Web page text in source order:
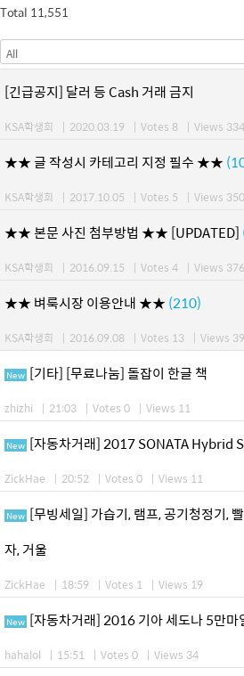
Total 11,551
[긴급공지] 달러 등 Cash 거래 금지
KSA학생회 | 2020.03.19 | Votes 8 | Views
★★ 글 작성시 카테고리 지정 필수 ★★
KSA학생회 | 2017.10.05 | Votes 5 | Views
★★ 본문 사진 첨부방법 ★★ [UPDATED]
KSA학생회 | 2016.09.15 | Votes 4 | Views
★★ 벼룩시장 이용안내 ★★ (210)
KSA학생회 | 2016.09.08 | Votes 13 | Views
New [기타] [무료나눔] 돌잡이 한글 책
zhizhi | 21:03 | Votes 0 | Views 11
New [자동차거래] 2017 SONATA Hybrid
ZickHae | 20:52 | Votes 0 | Views 11
New [무빙세일] 가습기, 램프, 공기청정기,
자, 거울
ZickHae | 18:59 | Votes 1 | Views 19
New [자동차거래] 2016 기아 세도나 5만마
hahalol | 15:51 | Votes 0 | Views 34